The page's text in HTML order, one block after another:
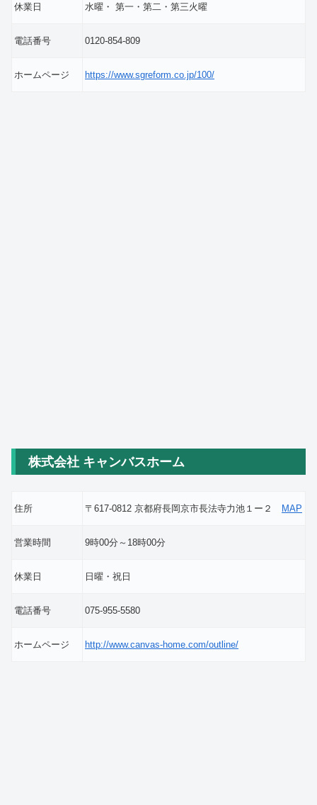
休業日 水曜・ 第一・第二・第三火曜
電話番号 0120-854-809
ホームページ https://www.sgreform.co.jp/100/
株式会社 キャンバスホーム
住所 〒617-0812 京都府長岡京市長法寺力池１ー２ MAP
営業時間 9時00分～18時00分
休業日 日曜・祝日
電話番号 075-955-5580
ホームページ http://www.canvas-home.com/outline/